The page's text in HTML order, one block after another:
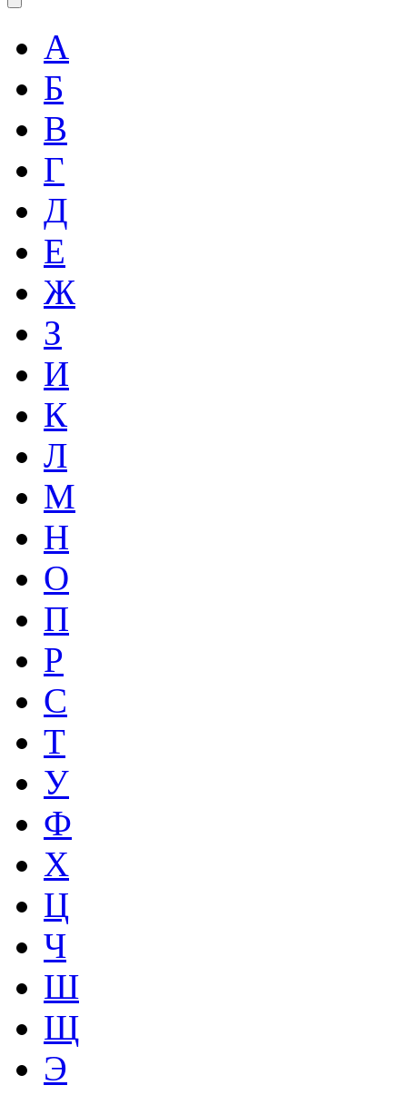
А
Б
В
Г
Д
Е
Ж
З
И
К
Л
М
Н
О
П
Р
С
Т
У
Ф
Х
Ц
Ч
Ш
Щ
Э